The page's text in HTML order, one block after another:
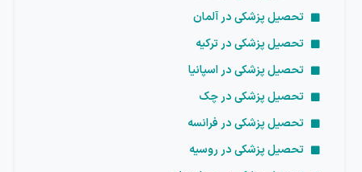
تحصیل پزشکی در آلمان
تحصیل پزشکی در ترکیه
تحصیل پزشکی در اسپانیا
تحصیل پزشکی در چک
تحصیل پزشکی در فرانسه
تحصیل پزشکی در روسیه